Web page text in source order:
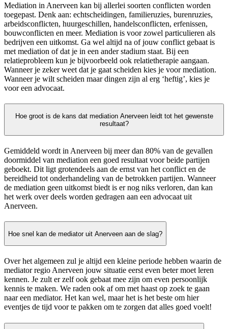
Mediation in Anerveen kan bij allerlei soorten conflicten worden
toegepast. Denk aan: echtscheidingen, familieruzies, burenruzies,
arbeidsconflicten, huurgeschillen, handelsconflicten, erfenissen,
bouwconflicten en meer. Mediation is voor zowel particulieren als
bedrijven een uitkomst. Ga wel altijd na of jouw conflict gebaat is
met mediation of dat je in een ander stadium staat. Bij een
relatieprobleem kun je bijvoorbeeld ook relatietherapie aangaan.
Wanneer je zeker weet dat je gaat scheiden kies je voor mediation.
Wanneer je wilt scheiden maar dingen zijn al erg ‘heftig’, kies je
voor een advocaat.
Hoe groot is de kans dat mediation Anerveen leidt tot het gewenste
resultaat?
Gemiddeld wordt in Anerveen bij meer dan 80% van de gevallen
doormiddel van mediation een goed resultaat voor beide partijen
geboekt. Dit ligt grotendeels aan de ernst van het conflict en de
bereidheid tot onderhandeling van de betrokken partijen. Wanneer
de mediation geen uitkomst biedt is er nog niks verloren, dan kan
het werk over deels worden gedragen aan een advocaat uit
Anerveen.
Hoe snel kan de mediator uit Anerveen aan de slag?
Over het algemeen zul je altijd een kleine periode hebben waarin de
mediator regio Anerveen jouw situatie eerst even beter moet leren
kennen. Je zult er zelf ook gebaat mee zijn om even persoonlijk
kennis te maken. We raden ook af om met haast op zoek te gaan
naar een mediator. Het kan wel, maar het is het beste om hier
eventjes de tijd voor te pakken om te zorgen dat alles goed voelt!